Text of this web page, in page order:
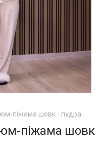
піжама шовк - пудра
піжама шовк